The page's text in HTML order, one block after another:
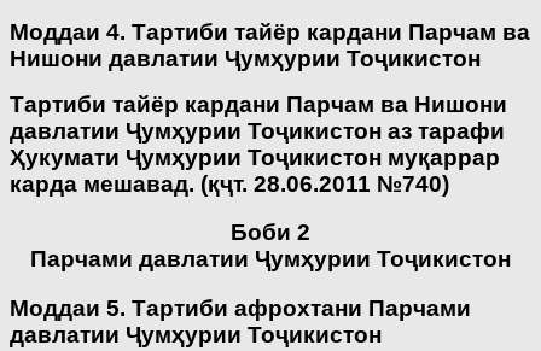
Моддаи 4. Тартиби тайёр кардани Парчам ва
Нишони давлатии Ҷумҳурии Тоҷикистон
Тартиби тайёр кардани Парчам ва Нишони
давлатии Ҷумҳурии Тоҷикистон аз тарафи
Ҳукумати Ҷумҳурии Тоҷикистон муқаррар
карда мешавад. (қҷт. 28.06.2011 №740)
Боби 2
Парчами давлатии Ҷумҳурии Тоҷикистон
Моддаи 5. Тартиби афрохтани Парчами
давлатии Ҷумҳурии Тоҷикистон